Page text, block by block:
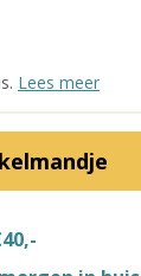
Lees meer